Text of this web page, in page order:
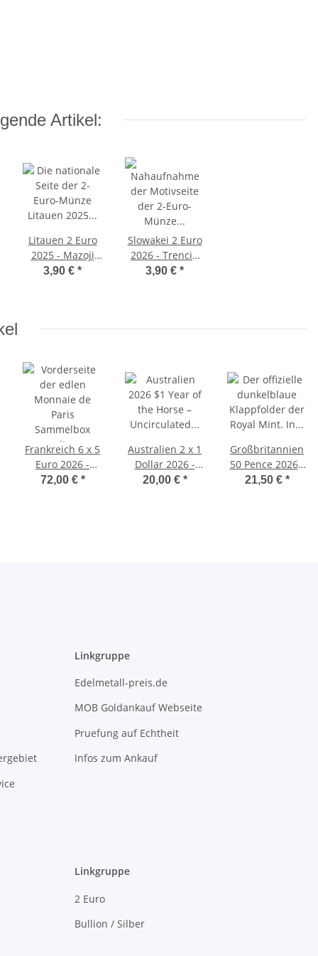
Artikel:
Litauen 2 Euro
2025 - Mazoji
Lietuva
3,90 € *
Slowakei 2 Euro
2026 - Trencin
unc.
3,90 € *
Frankreich 6 x 5
Euro 2026 -
Tiere der Welt -
72,00 € *
Australien 2 x 1
Dollar 2026 -
Jahr des
20,00 € *
Großbritannien
50 Pence 2026 -
Concorde BU
21,50 € *
Linkgruppe
Edelmetall-preis.de
MOB Goldankauf Webseite
Pruefung auf Echtheit
Infos zum Ankauf
Linkgruppe
2 Euro
Bullion / Silber